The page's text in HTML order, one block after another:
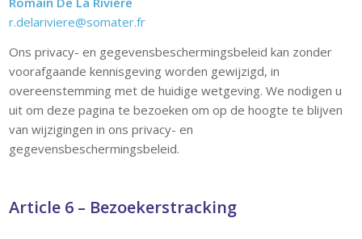
r.delariviere@somater.fr
Ons privacy- en gegevensbeschermingsbeleid kan zonder
voorafgaande kennisgeving worden gewijzigd, in
overeenstemming met de huidige wetgeving. We nodigen u
uit om deze pagina te bezoeken om op de hoogte te blijven
van wijzigingen in ons privacy- en
gegevensbeschermingsbeleid.
Article 6 – Bezoekerstracking